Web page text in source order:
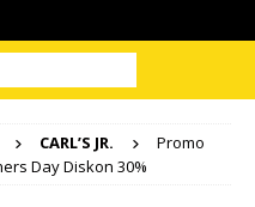
CARL’S JR.
Promo
Day Diskon 30%